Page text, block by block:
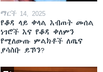
ማርች 14, 2025
የቆዳ ላይ ቀላል እብጠት መሰል
ነገሮች እና የቆዳ ቀለምን
የሚለውጡ ምልክቶች ለጤና
ያሳስቡ ይኾን?